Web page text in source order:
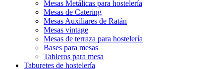
Mesas Metálicas para hostelería
Mesas de Catering
Mesas Auxiliares de Ratán
Mesas vintage
Mesas de terraza para hostelería
Bases para mesas
Tableros para mesa
Taburetes de hostelería